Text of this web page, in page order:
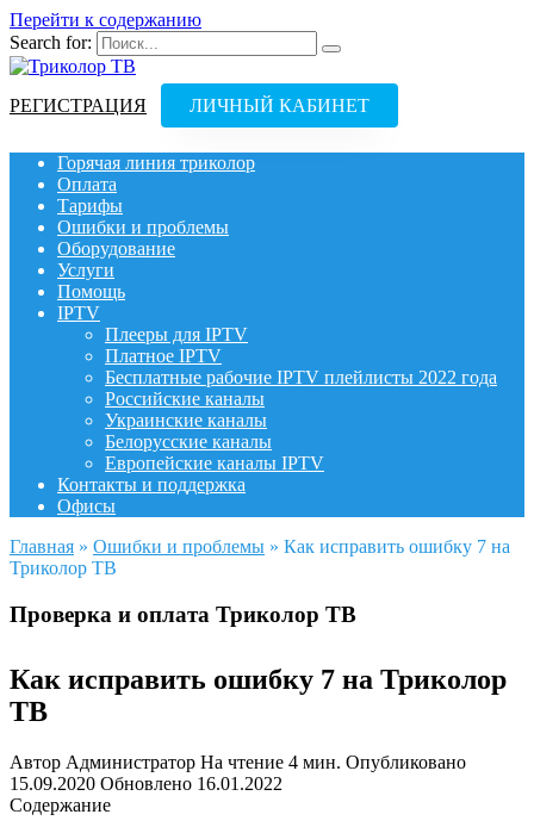
Перейти к содержанию
Search for:
РЕГИСТРАЦИЯ ЛИЧНЫЙ КАБИНЕТ
Горячая линия триколор
Оплата
Тарифы
Ошибки и проблемы
Оборудование
Услуги
Помощь
IPTV
Плееры для IPTV
Платное IPTV
Бесплатные рабочие IPTV плейлисты 2022 года
Российские каналы
Украинские каналы
Белорусские каналы
Европейские каналы IPTV
Контакты и поддержка
Офисы
Главная » Ошибки и проблемы » Как исправить ошибку 7 на
Триколор ТВ
Проверка и оплата Триколор ТВ
Как исправить ошибку 7 на Триколор
ТВ
Автор Администратор На чтение 4 мин. Опубликовано
15.09.2020 Обновлено 16.01.2022
Содержание